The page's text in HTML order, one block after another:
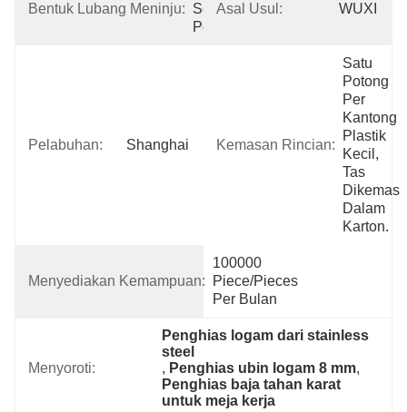
Bentuk Lubang Meninju: Segitiga,
Persegi
Asal Usul: WUXI
Pelabuhan: Shanghai Kemasan Rincian:
Satu
Potong
Per
Kantong
Plastik
Kecil,
Tas
Dikemas
Dalam
Karton.
Menyediakan Kemampuan:
100000
Piece/Pieces
Per Bulan
Menyoroti:
Penghias logam dari stainless
steel
, Penghias ubin logam 8 mm,
Penghias baja tahan karat
untuk meja kerja